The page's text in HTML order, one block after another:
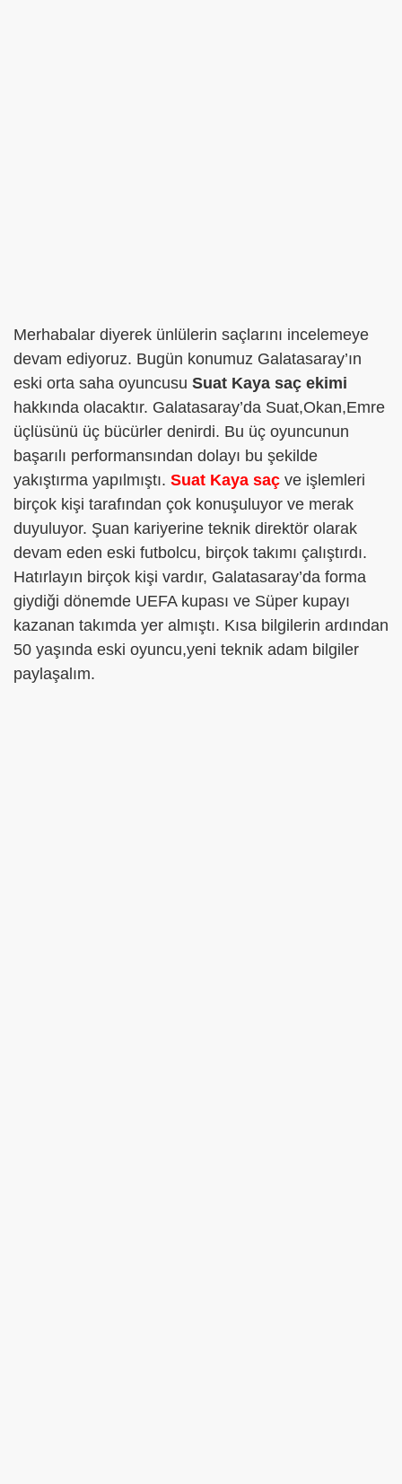
Merhabalar diyerek ünlülerin saçlarını incelemeye
devam ediyoruz. Bugün konumuz Galatasaray’ın
eski orta saha oyuncusu Suat Kaya saç ekimi
hakkında olacaktır. Galatasaray’da Suat,Okan,Emre
üçlüsünü üç bücürler denirdi. Bu üç oyuncunun
başarılı performansından dolayı bu şekilde
yakıştırma yapılmıştı. Suat Kaya saç ve işlemleri
birçok kişi tarafından çok konuşuluyor ve merak
duyuluyor. Şuan kariyerine teknik direktör olarak
devam eden eski futbolcu, birçok takımı çalıştırdı.
Hatırlayın birçok kişi vardır, Galatasaray’da forma
giydiği dönemde UEFA kupası ve Süper kupayı
kazanan takımda yer almıştı. Kısa bilgilerin ardından
50 yaşında eski oyuncu,yeni teknik adam bilgiler
paylaşalım.